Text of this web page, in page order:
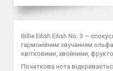
Billie Eilish Eilish No. 3 —
гармонійним звучанням
квітковими, хвойними,
Початкова нота